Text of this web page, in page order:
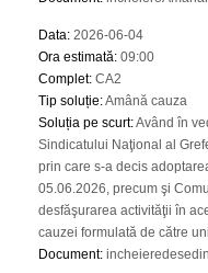
Data: 2026-06-04
Ora estimată: 09:00
Complet: CA2
Tip soluție:Amână cauza
Soluția pe scurt:Având în
Sindicatului Naţional al
prin care s-a decis
05.06.2026, precum şi
desfăşurarea activităţii în
cauzei formulată de către
Document: